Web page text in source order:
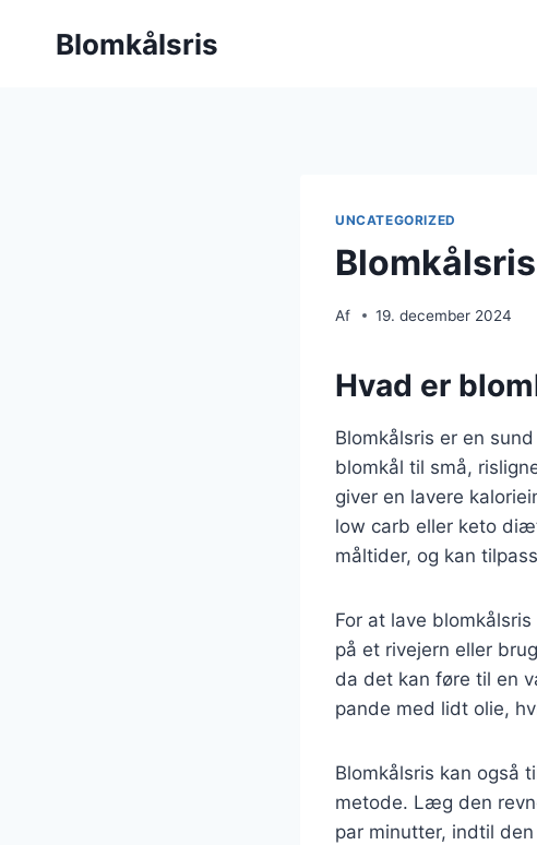
Blomkålsris
UNCATEGORIZED
Af 19. december 2024
Hvad er
Blomkålsris er en
blomkål til små,
giver en lavere
low carb eller keto
måltider, og kan
For at lave
på et rivejern eller
da det kan føre til en
pande med lidt olie,
Blomkålsris kan også
metode. Læg den
par minutter, indtil